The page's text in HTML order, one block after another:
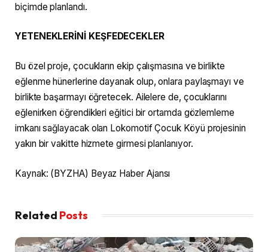
biçimde planlandı.
YETENEKLERİNİ KEŞFEDECEKLER
Bu özel proje, çocukların ekip çalışmasına ve birlikte
eğlenme hünerlerine dayanak olup, onlara paylaşmayı ve
birlikte başarmayı öğretecek. Ailelere de, çocuklarını
eğlenirken öğrendikleri eğitici bir ortamda gözlemleme
imkanı sağlayacak olan Lokomotif Çocuk Köyü projesinin
yakın bir vakitte hizmete girmesi planlanıyor.
Kaynak: (BYZHA) Beyaz Haber Ajansı
Related Posts